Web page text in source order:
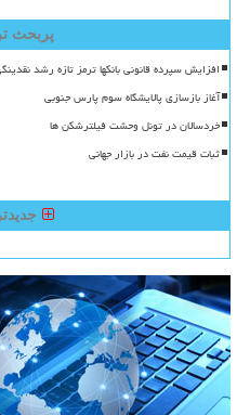
پربحث
افزایش سپرده قانونی بانکها ترمز تازه رشد
آغاز بازسازی پالایشگاه سوم پارس جنوبی
خردسالان در تونل وحشت فیلترشکن ها
ثبات قیمت نفت در بازار جهانی